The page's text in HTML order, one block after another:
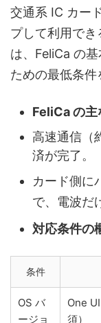
交通系 IC カー
プして利用で
は、FeliCa の
ための最低条件
FeliCa の主
高速通信（
済が完了。
カード側に
で、電波だ
対応条件の
条件
OS バ
ージョ
One
須）